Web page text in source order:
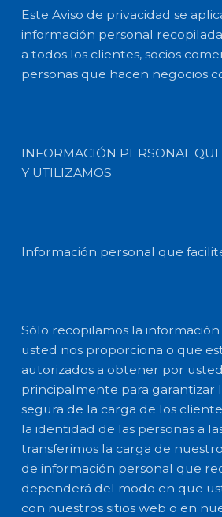
Este Aviso de privacidad se
información personal
a todos los clientes, socios
personas que hacen negocios
INFORMACIÓN PERSONAL
Y UTILIZAMOS
Información personal que
Sólo recopilamos la
usted nos proporciona o que
autorizados a obtener por
principalmente para garantizar
segura de la carga de los
la identidad de las personas a
transferimos la carga de
de información personal que
dependerá del modo en que
con nuestros sitios web o en